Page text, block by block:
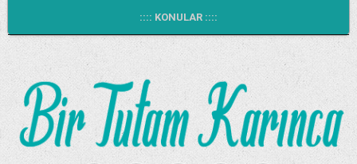
:::: KONULAR ::::